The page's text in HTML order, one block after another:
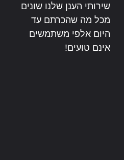
שירותי הענן שלנו שונים
מכל מה שהכרתם עד
היום אלפי משתמשים
אינם טועים!